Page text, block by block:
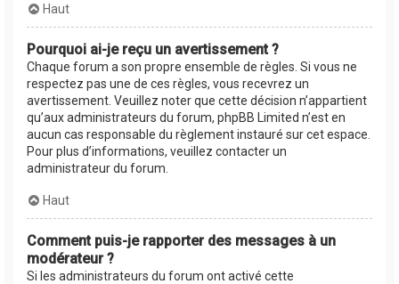
Haut
Pourquoi ai-je reçu un avertissement ?
Chaque forum a son propre ensemble de règles. Si vous ne
respectez pas une de ces règles, vous recevrez un
avertissement. Veuillez noter que cette décision n’appartient
qu’aux administrateurs du forum, phpBB Limited n’est en
aucun cas responsable du règlement instauré sur cet espace.
Pour plus d’informations, veuillez contacter un
administrateur du forum.
Haut
Comment puis-je rapporter des messages à un
modérateur ?
Si les administrateurs du forum ont activé cette